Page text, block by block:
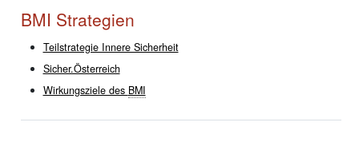
BMI Strategien
Teilstrategie Innere Sicherheit
Sicher.Österreich
Wirkungsziele des BMI